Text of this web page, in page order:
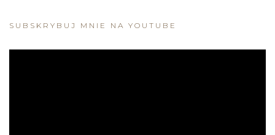
SUBSKRYBUJ MNIE NA YOUTUBE